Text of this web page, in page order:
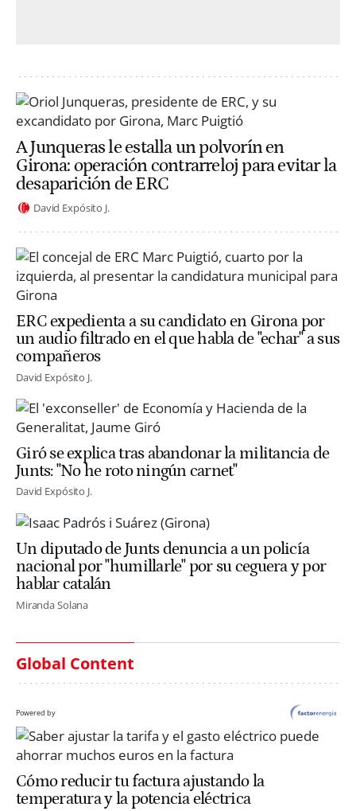
A Junqueras le estalla un polvorín en
Girona: operación contrarreloj para evitar la
desaparición de ERC
David Expósito J.
ERC expedienta a su candidato en Girona por
un audio filtrado en el que habla de "echar" a sus
compañeros
David Expósito J.
Giró se explica tras abandonar la militancia de
Junts: "No he roto ningún carnet"
David Expósito J.
Un diputado de Junts denuncia a un policía
nacional por "humillarle" por su ceguera y por
hablar catalán
Miranda Solana
Global Content
Powered by
Cómo reducir tu factura ajustando la
temperatura y la potencia eléctrica